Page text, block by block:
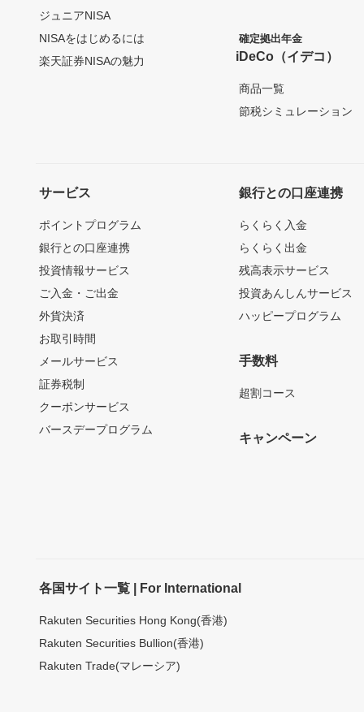
ジュニアNISA
NISAをはじめるには
楽天証券NISAの魅力
確定拠出年金
iDeCo（イデコ）
商品一覧
節税シミュレーション
サービス
ポイントプログラム
銀行との口座連携
投資情報サービス
ご入金・ご出金
外貨決済
お取引時間
メールサービス
証券税制
クーポンサービス
バースデープログラム
銀行との口座連携
らくらく入金
らくらく出金
残高表示サービス
投資あんしんサービス
ハッピープログラム
手数料
超割コース
キャンペーン
各国サイト一覧 | For International
Rakuten Securities Hong Kong(香港)
Rakuten Securities Bullion(香港)
Rakuten Trade(マレーシア)